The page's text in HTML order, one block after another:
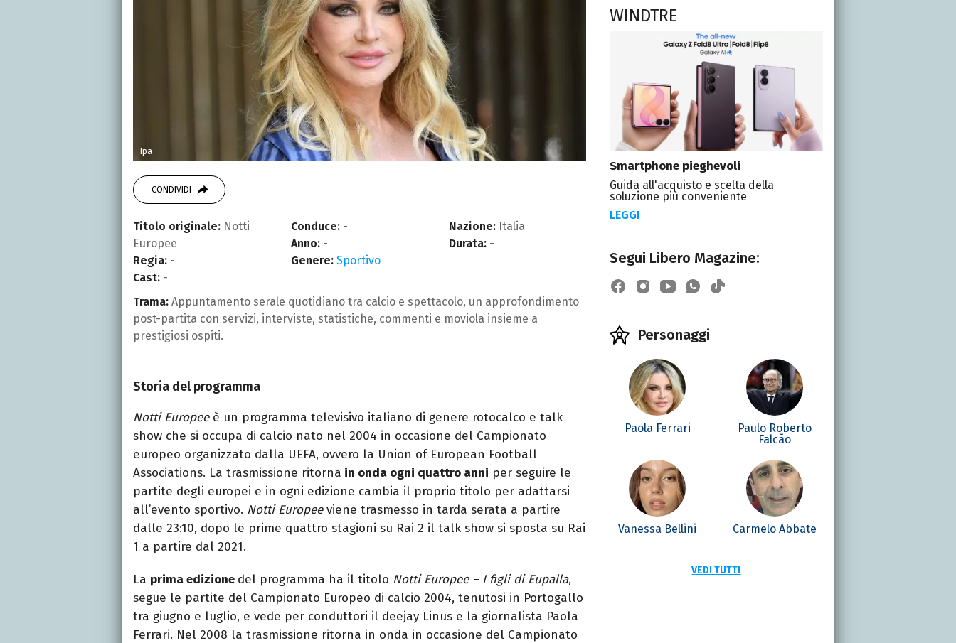
Ipa
CONDIVIDI
Titolo originale: Notti
Europee
Regia: -
Cast: -
Conduce: -
Anno: -
Genere: Sportivo
Nazione: Italia
Durata: -
Trama: Appuntamento serale quotidiano tra calcio e spettacolo, un approfondimento
post-partita con servizi, interviste, statistiche, commenti e moviola insieme a
prestigiosi ospiti.
Storia del programma
Notti Europeeè un programma televisivo italiano di genere rotocalco e talk
show che si occupa di calcio nato nel 2004 in occasione del Campionato
europeo organizzato dalla UEFA, ovvero la Union of European Football
Associations. La trasmissione ritorna in onda ogni quattro anni per seguire le
partite degli europei e in ogni edizione cambia il proprio titolo per adattarsi
all’evento sportivo. Notti Europeeviene trasmesso in tarda serata a partire
dalle 23:10, dopo le prime quattro stagioni su Rai 2 il talk show si sposta su Rai
1 a partire dal 2021.
La prima edizione del programma ha il titolo Notti Europee – I figli di Eupalla,
segue le partite del Campionato Europeo di calcio 2004, tenutosi in Portogallo
tra giugno e luglio, e vede per conduttori il deejay Linus e la giornalista Paola
Ferrari. Nel 2008 la trasmissione ritorna in onda in occasione del Campionato
WINDTRE
Smartphone pieghevoli
Guida all'acquisto e scelta della
soluzione più conveniente
LEGGI
Segui Libero Magazine:
Personaggi
Paola Ferrari
Paulo Roberto
Falcão
Vanessa Bellini Carmelo Abbate
VEDI TUTTI